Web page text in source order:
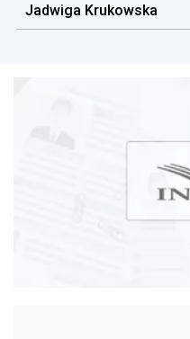
Jadwiga Krukowska